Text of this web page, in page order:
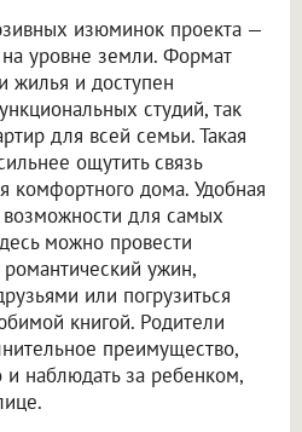
изюминок проекта —
уровне земли. Формат
жилья и доступен
студий, так
для всей семьи. Такая
ощутить связь
комфортного дома. Удобная
возможности для самых
можно провести
ужин,
или погрузиться
книгой. Родители
преимущество,
и наблюдать за ребенком,